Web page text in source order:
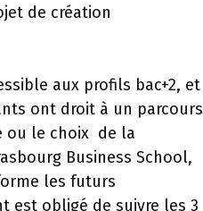
de création
aux profils bac+2, et
ont droit à un parcours
ou le choix de la
Business School,
les futurs
est obligé de suivre les 3